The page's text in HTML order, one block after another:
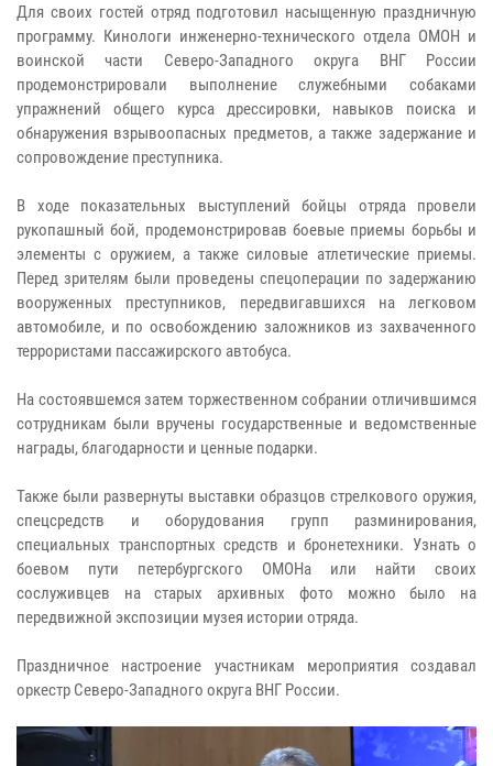
Для своих гостей отряд подготовил насыщенную праздничную
программу. Кинологи инженерно-технического отдела ОМОН и
воинской части Северо-Западного округа ВНГ России
продемонстрировали выполнение служебными собаками
упражнений общего курса дрессировки, навыков поиска и
обнаружения взрывоопасных предметов, а также задержание и
сопровождение преступника.
В ходе показательных выступлений бойцы отряда провели
рукопашный бой, продемонстрировав боевые приемы борьбы и
элементы с оружием, а также силовые атлетические приемы.
Перед зрителям были проведены спецоперации по задержанию
вооруженных преступников, передвигавшихся на легковом
автомобиле, и по освобождению заложников из захваченного
террористами пассажирского автобуса.
На состоявшемся затем торжественном собрании отличившимся
сотрудникам были вручены государственные и ведомственные
награды, благодарности и ценные подарки.
Также были развернуты выставки образцов стрелкового оружия,
спецсредств и оборудования групп разминирования,
специальных транспортных средств и бронетехники. Узнать о
боевом пути петербургского ОМОНа или найти своих
сослуживцев на старых архивных фото можно было на
передвижной экспозиции музея истории отряда.
Праздничное настроение участникам мероприятия создавал
оркестр Северо-Западного округа ВНГ России.